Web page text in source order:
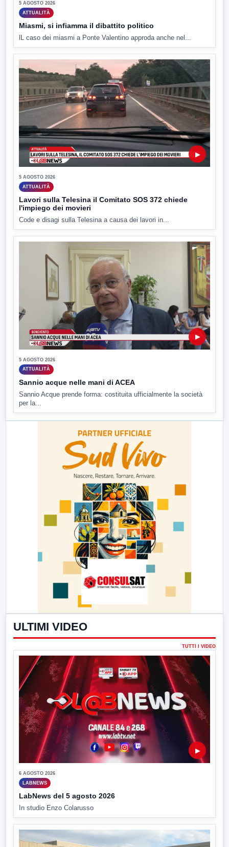
5 AGOSTO 2026
ATTUALITÀ
Miasmi, si infiamma il dibattito politico
lL caso dei miasmi a Ponte Valentino approda anche nel...
▶
5 AGOSTO 2026
ATTUALITÀ
Lavori sulla Telesina il Comitato SOS 372 chiede
l'impiego dei movieri
Code e disagi sulla Telesina a causa dei lavori in...
▶
5 AGOSTO 2026
ATTUALITÀ
Sannio acque nelle mani di ACEA
Sannio Acque prende forma: costituita ufficialmente la società
per la...
ULTIMI VIDEO
TUTTI I VIDEO
▶
6 AGOSTO 2026
LABNEWS
LabNews del 5 agosto 2026
In studio Enzo Colarusso